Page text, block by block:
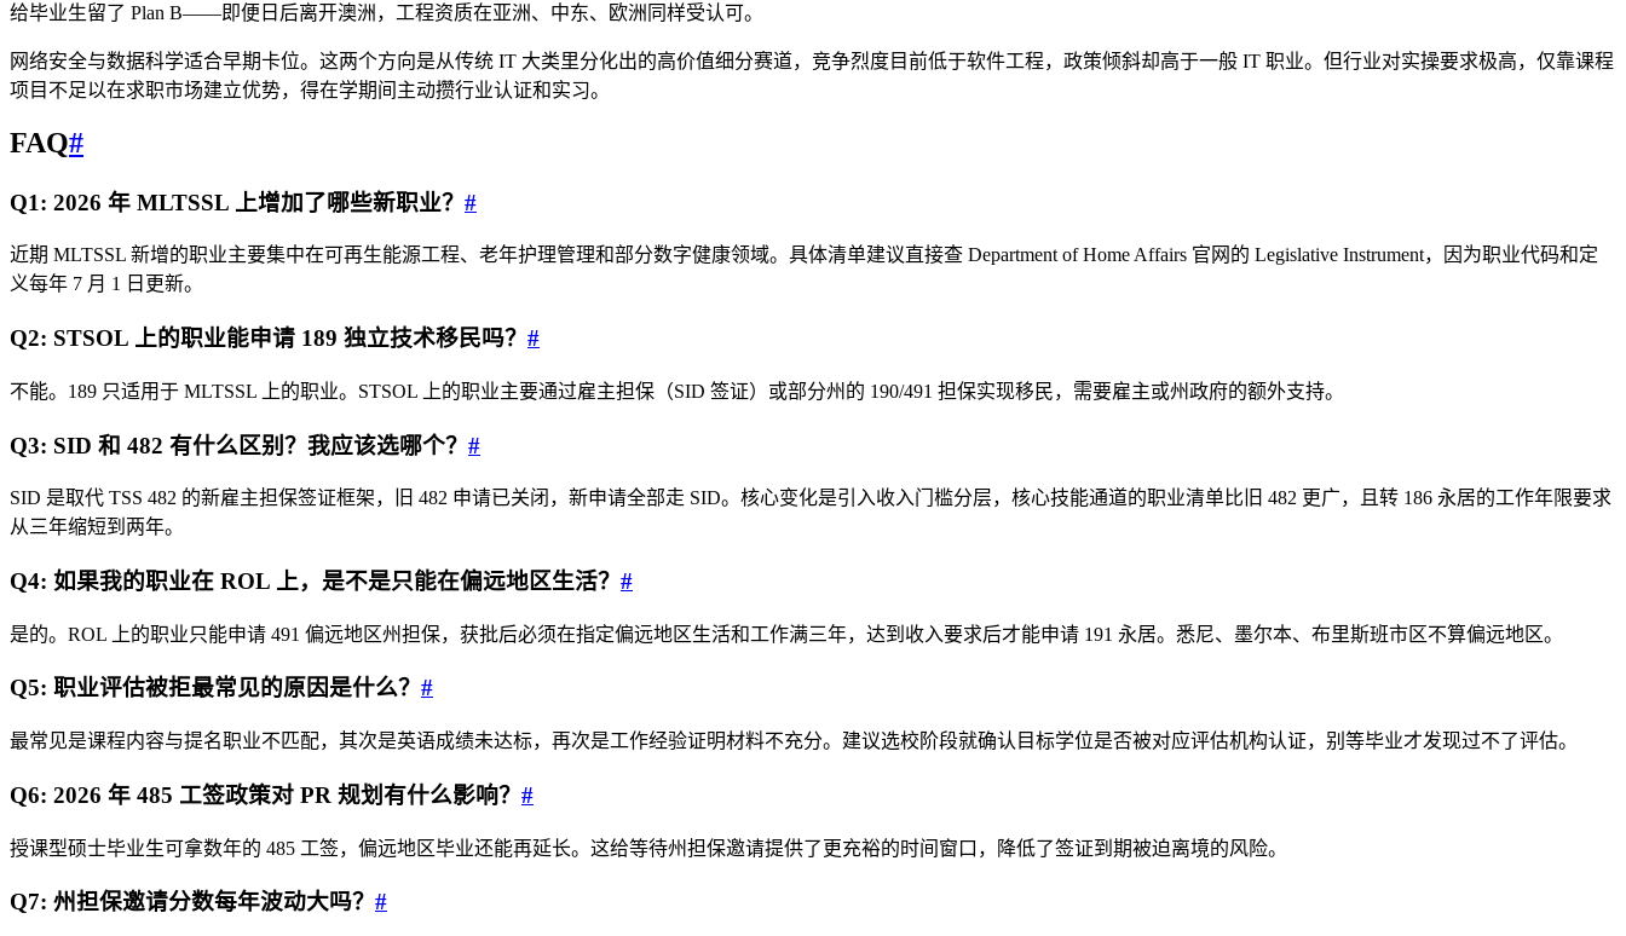
给毕业生留了 Plan B——即便日后离开澳洲，工程资质在亚洲、中东、欧洲同样受认可。
网络安全与数据科学适合早期卡位。这两个方向是从传统 IT 大类里分化出的高价值细分赛道，竞争烈度目前低于软件工程，政策倾斜却高于一般 IT 职业。但行业对实操要求极高，仅靠课程
项目不足以在求职市场建立优势，得在学期间主动攒行业认证和实习。
FAQ#
Q1: 2026 年 MLTSSL 上增加了哪些新职业？ #
近期 MLTSSL 新增的职业主要集中在可再生能源工程、老年护理管理和部分数字健康领域。具体清单建议直接查 Department of Home Affairs 官网的 Legislative Instrument，因为职业代码和定
义每年 7 月 1 日更新。
Q2: STSOL 上的职业能申请 189 独立技术移民吗？ #
不能。189 只适用于 MLTSSL 上的职业。STSOL 上的职业主要通过雇主担保（SID 签证）或部分州的 190/491 担保实现移民，需要雇主或州政府的额外支持。
Q3: SID 和 482 有什么区别？我应该选哪个？ #
SID 是取代 TSS 482 的新雇主担保签证框架，旧 482 申请已关闭，新申请全部走 SID。核心变化是引入收入门槛分层，核心技能通道的职业清单比旧 482 更广，且转 186 永居的工作年限要求
从三年缩短到两年。
Q4: 如果我的职业在 ROL 上，是不是只能在偏远地区生活？ #
是的。ROL 上的职业只能申请 491 偏远地区州担保，获批后必须在指定偏远地区生活和工作满三年，达到收入要求后才能申请 191 永居。悉尼、墨尔本、布里斯班市区不算偏远地区。
Q5: 职业评估被拒最常见的原因是什么？ #
最常见是课程内容与提名职业不匹配，其次是英语成绩未达标，再次是工作经验证明材料不充分。建议选校阶段就确认目标学位是否被对应评估机构认证，别等毕业才发现过不了评估。
Q6: 2026 年 485 工签政策对 PR 规划有什么影响？ #
授课型硕士毕业生可拿数年的 485 工签，偏远地区毕业还能再延长。这给等待州担保邀请提供了更充裕的时间窗口，降低了签证到期被迫离境的风险。
Q7: 州担保邀请分数每年波动大吗？ #